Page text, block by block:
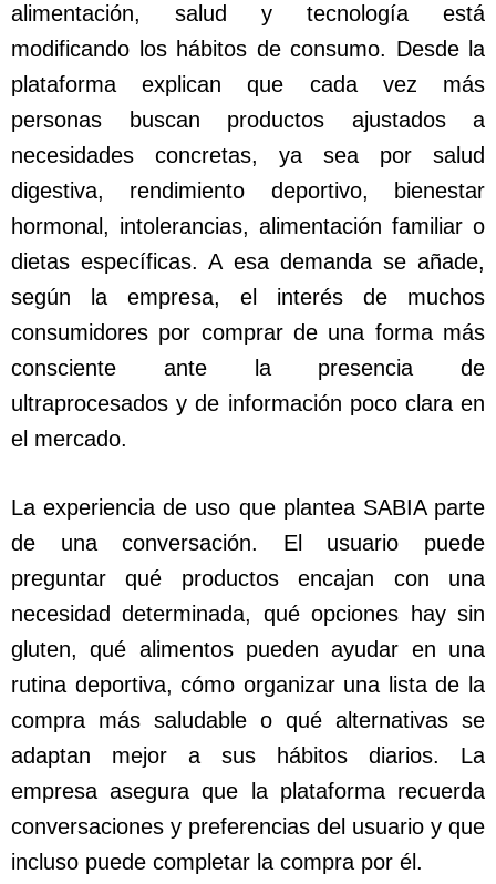
alimentación, salud y tecnología está
modificando los hábitos de consumo. Desde la
plataforma explican que cada vez más
personas buscan productos ajustados a
necesidades concretas, ya sea por salud
digestiva, rendimiento deportivo, bienestar
hormonal, intolerancias, alimentación familiar o
dietas específicas. A esa demanda se añade,
según la empresa, el interés de muchos
consumidores por comprar de una forma más
consciente ante la presencia de
ultraprocesados y de información poco clara en
el mercado.
La experiencia de uso que plantea SABIA parte
de una conversación. El usuario puede
preguntar qué productos encajan con una
necesidad determinada, qué opciones hay sin
gluten, qué alimentos pueden ayudar en una
rutina deportiva, cómo organizar una lista de la
compra más saludable o qué alternativas se
adaptan mejor a sus hábitos diarios. La
empresa asegura que la plataforma recuerda
conversaciones y preferencias del usuario y que
incluso puede completar la compra por él.